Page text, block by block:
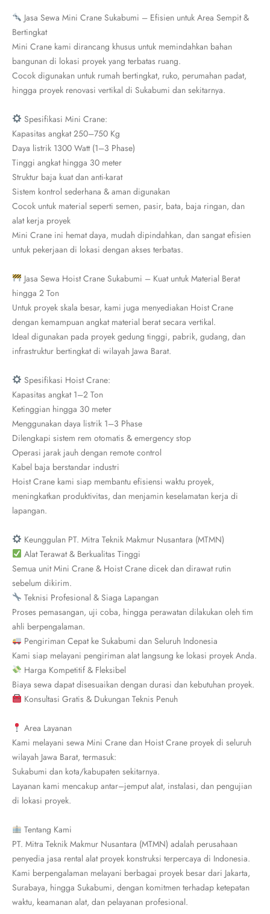
Jasa Sewa Mini Crane Sukabumi – Efisien untuk Area Sempit &
Bertingkat
Mini Crane kami dirancang khusus untuk memindahkan bahan
bangunan di lokasi proyek yang terbatas ruang.
Cocok digunakan untuk rumah bertingkat, ruko, perumahan padat,
hingga proyek renovasi vertikal di Sukabumi dan sekitarnya.
Spesifikasi Mini Crane:
Kapasitas angkat 250–750 Kg
Daya listrik 1300 Watt (1–3 Phase)
Tinggi angkat hingga 30 meter
Struktur baja kuat dan anti-karat
Sistem kontrol sederhana & aman digunakan
Cocok untuk material seperti semen, pasir, bata, baja ringan, dan
alat kerja proyek
Mini Crane ini hemat daya, mudah dipindahkan, dan sangat efisien
untuk pekerjaan di lokasi dengan akses terbatas.
Jasa Sewa Hoist Crane Sukabumi – Kuat untuk Material Berat
hingga 2 Ton
Untuk proyek skala besar, kami juga menyediakan Hoist Crane
dengan kemampuan angkat material berat secara vertikal.
Ideal digunakan pada proyek gedung tinggi, pabrik, gudang, dan
infrastruktur bertingkat di wilayah Jawa Barat.
Spesifikasi Hoist Crane:
Kapasitas angkat 1–2 Ton
Ketinggian hingga 30 meter
Menggunakan daya listrik 1–3 Phase
Dilengkapi sistem rem otomatis & emergency stop
Operasi jarak jauh dengan remote control
Kabel baja berstandar industri
Hoist Crane kami siap membantu efisiensi waktu proyek,
meningkatkan produktivitas, dan menjamin keselamatan kerja di
lapangan.
Keunggulan PT. Mitra Teknik Makmur Nusantara (MTMN)
Alat Terawat & Berkualitas Tinggi
Semua unit Mini Crane & Hoist Crane dicek dan dirawat rutin
sebelum dikirim.
Teknisi Profesional & Siaga Lapangan
Proses pemasangan, uji coba, hingga perawatan dilakukan oleh tim
ahli berpengalaman.
Pengiriman Cepat ke Sukabumi dan Seluruh Indonesia
Kami siap melayani pengiriman alat langsung ke lokasi proyek Anda.
Harga Kompetitif & Fleksibel
Biaya sewa dapat disesuaikan dengan durasi dan kebutuhan proyek.
Konsultasi Gratis & Dukungan Teknis Penuh
Area Layanan
Kami melayani sewa Mini Crane dan Hoist Crane proyek di seluruh
wilayah Jawa Barat, termasuk:
Sukabumi dan kota/kabupaten sekitarnya.
Layanan kami mencakup antar–jemput alat, instalasi, dan pengujian
di lokasi proyek.
Tentang Kami
PT. Mitra Teknik Makmur Nusantara (MTMN) adalah perusahaan
penyedia jasa rental alat proyek konstruksi terpercaya di Indonesia.
Kami berpengalaman melayani berbagai proyek besar dari Jakarta,
Surabaya, hingga Sukabumi, dengan komitmen terhadap ketepatan
waktu, keamanan alat, dan pelayanan profesional.